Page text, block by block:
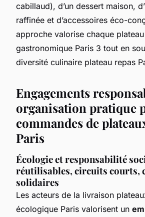
cabillaud), d’un dessert maison,
raffinée et d’accessoires éco-
approche valorise chaque
gastronomique Paris 3 tout en
diversité culinaire plateau repas
Engagements
organisation pratique
commandes de
Paris
Écologie et responsabilité
réutilisables, circuits courts,
solidaires
Les acteurs de la livraison
écologique Paris valorisent un